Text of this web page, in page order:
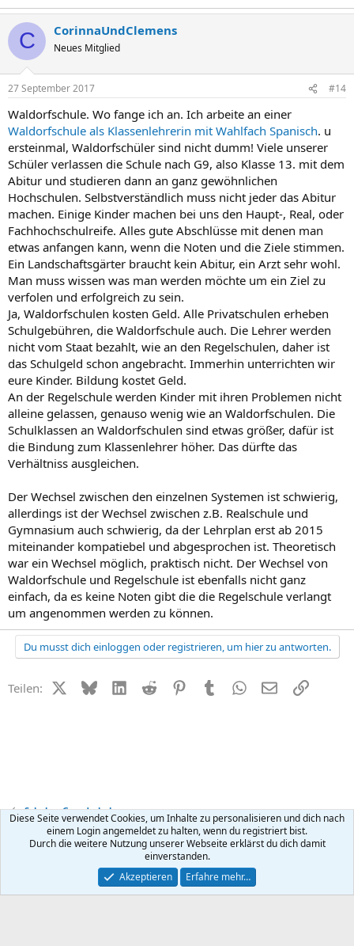
C CorinnaUndClemens
Neues Mitglied
27 September 2017 #14
Waldorfschule. Wo fange ich an. Ich arbeite an einer
Waldorfschule als Klassenlehrerin mit Wahlfach Spanisch. u
ersteinmal, Waldorfschüler sind nicht dumm! Viele unserer
Schüler verlassen die Schule nach G9, also Klasse 13. mit dem
Abitur und studieren dann an ganz gewöhnlichen
Hochschulen. Selbstverständlich muss nicht jeder das Abitur
machen. Einige Kinder machen bei uns den Haupt-, Real, oder
Fachhochschulreife. Alles gute Abschlüsse mit denen man
etwas anfangen kann, wenn die Noten und die Ziele stimmen.
Ein Landschaftsgärter braucht kein Abitur, ein Arzt sehr wohl.
Man muss wissen was man werden möchte um ein Ziel zu
verfolen und erfolgreich zu sein.
Ja, Waldorfschulen kosten Geld. Alle Privatschulen erheben
Schulgebühren, die Waldorfschule auch. Die Lehrer werden
nicht vom Staat bezahlt, wie an den Regelschulen, daher ist
das Schulgeld schon angebracht. Immerhin unterrichten wir
eure Kinder. Bildung kostet Geld.
An der Regelschule werden Kinder mit ihren Problemen nicht
alleine gelassen, genauso wenig wie an Waldorfschulen. Die
Schulklassen an Waldorfschulen sind etwas größer, dafür ist
die Bindung zum Klassenlehrer höher. Das dürfte das
Verhältniss ausgleichen.
Der Wechsel zwischen den einzelnen Systemen ist schwierig,
allerdings ist der Wechsel zwischen z.B. Realschule und
Gymnasium auch schwierig, da der Lehrplan erst ab 2015
miteinander kompatiebel und abgesprochen ist. Theoretisch
war ein Wechsel möglich, praktisch nicht. Der Wechsel von
Waldorfschule und Regelschule ist ebenfalls nicht ganz
einfach, da es keine Noten gibt die die Regelschule verlangt
um angenommen werden zu können.
Du musst dich einloggen oder registrieren, um hier zu antworten.
Teilen: X (Twitter)
BlueskyLinkedIn
Reddit PinterestTumblr WhatsApp
E-MailLink
Schule + Grundschule
Kontakt Nutzungsbedingungen Datenschutz Hilfe
R
Community platform by XenForo ® © 2010-2026 XenForo Ltd.
Diese Seite verwendet Cookies, um Inhalte zu personalisieren und dich nach
einem Login angemeldet zu halten, wenn du registriert bist.
Durch die weitere Nutzung unserer Webseite erklärst du dich damit
einverstanden.
Akzeptieren
Erfahre mehr…